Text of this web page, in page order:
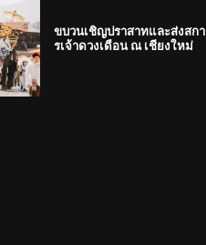
ขบวนเชิญปราสาทและส่งสกา
รเจ้าดวงเดือน ณ เชียงใหม่